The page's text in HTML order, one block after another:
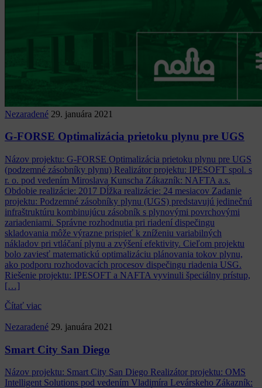
Nezaradené 29. januára 2021
G-FORSE Optimalizácia prietoku plynu pre UGS
Názov projektu: G-FORSE Optimalizácia prietoku plynu pre UGS
(podzemné zásobníky plynu) Realizátor projektu: IPESOFT spol. s
r. o. pod vedením Miroslava Kunscha Zákazník: NAFTA a.s.
Obdobie realizácie: 2017 Dĺžka realizácie: 24 mesiacov Zadanie
projektu: Podzemné zásobníky plynu (UGS) predstavujú jedinečnú
infraštruktúru kombinujúcu zásobník s plynovými povrchovými
zariadeniami. Správne rozhodnutia pri riadení dispečingu
skladovania môže výrazne prispieť k zníženiu variabilných
nákladov pri vtláčaní plynu a zvýšení efektivity. Cieľom projektu
bolo zaviesť matematickú optimalizáciu plánovania tokov plynu,
ako podporu rozhodovacích procesov dispečingu riadenia USG.
Riešenie projektu: IPESOFT a NAFTA vyvinuli špeciálny prístup,
[…]
Čítať viac
Nezaradené 29. januára 2021
Smart City San Diego
Názov projektu: Smart City San Diego Realizátor projektu: OMS
Intelligent Solutions pod vedením Vladimíra Levárskeho Zákazník: